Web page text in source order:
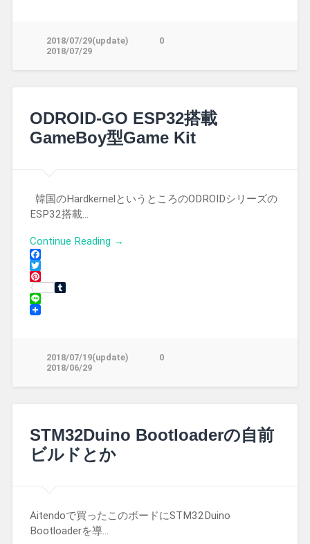
2018/07/29(update)
2018/07/29
0
ODROID-GO ESP32搭載
GameBoy型Game Kit
韓国のHardkernelというところのODROIDシリーズの
ESP32搭載…
Continue Reading →
Facebook
Twitter
Pinterest
Tumblr
Line
2018/07/19(update)
2018/06/29
0
STM32Duino Bootloaderの自前
ビルドとか
Aitendoで買ったこのボードにSTM32Duino
Bootloaderを導…